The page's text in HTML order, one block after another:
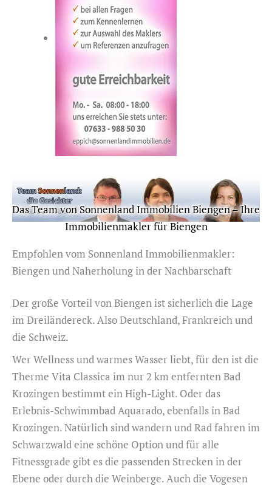
Das Team von Sonnenland Immobilien Biengen – Ihre
Immobilienmakler für Biengen
Empfohlen vom Sonnenland Immobilienmakler:
Biengen und Naherholung in der Nachbarschaft
Der große Vorteil von Biengen ist sicherlich die Lage
im Dreiländereck. Also Deutschland, Frankreich und
die Schweiz.
Wer Wellness und warmes Wasser liebt, für den ist die
Therme Vita Classica im nur 2 km entfernten Bad
Krozingen bestimmt ein High-Light. Oder das
Erlebnis-Schwimmbad Aquarado, ebenfalls in Bad
Krozingen. Natürlich sind wandern und Rad fahren im
Schwarzwald eine schöne Option und für alle
Fitnessgrade gibt es die passenden Strecken in der
Ebene oder durch die Weinberge. Auch die Vogesen